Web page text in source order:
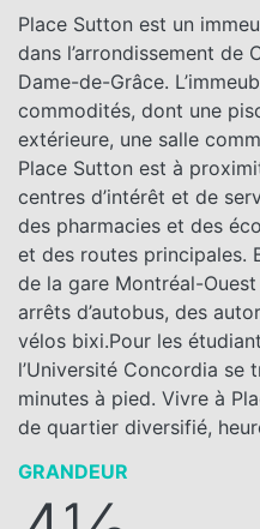
Place Sutton est un
dans l’arrondissement de
Dame-de-Grâce.
commodités, dont une
extérieure, une salle
Place Sutton est à
centres d’intérêt et de
des pharmacies et des
et des routes principales.
de la gare Montréal-
arrêts d’autobus, des
vélos bixi.Pour les
l’Université Concordia se
minutes à pied. Vivre à
de quartier diversifié,
GRANDEUR